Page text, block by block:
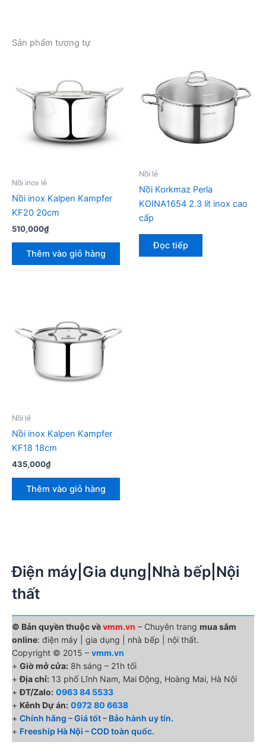
Sản phẩm tương tự
Nồi inox lẻ
Nồi inox Kalpen Kampfer
KF20 20cm
510,000₫
Thêm vào giỏ hàng
Nồi lẻ
Nồi Korkmaz Perla
KOINA1654 2.3 lít inox cao
cấp
Đọc tiếp
Nồi lẻ
Nồi inox Kalpen Kampfer
KF18 18cm
435,000₫
Thêm vào giỏ hàng
Điện máy|Gia dụng|Nhà bếp|Nội
thất
© Bản quyền thuộc vềvmm.vn – Chuyên trang mua sắm
online: điện máy | gia dụng | nhà bếp | nội thất.
Copyright © 2015 – vmm.vn
+ Giờ mở cửa: 8h sáng – 21h tối
+Địa chỉ: 13 phố Lĩnh Nam, Mai Động, Hoàng Mai, Hà Nội
+ĐT/Zalo: 0963 84 5533
+ Kênh Dự án: 0972 80 6638
+ Chính hãng – Giá tốt – Bảo hành uy tín.
+ Freeship Hà Nội – COD toàn quốc.